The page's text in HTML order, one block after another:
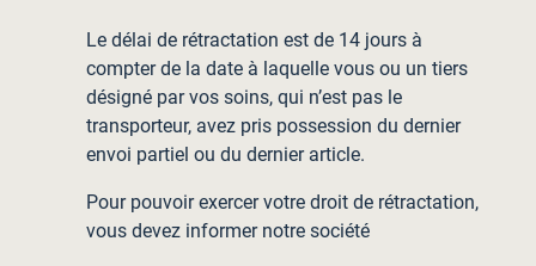
Le délai de rétractation est de 14 jours à
compter de la date à laquelle vous ou un tiers
désigné par vos soins, qui n’est pas le
transporteur, avez pris possession du dernier
envoi partiel ou du dernier article.
Pour pouvoir exercer votre droit de rétractation,
vous devez informer notre société